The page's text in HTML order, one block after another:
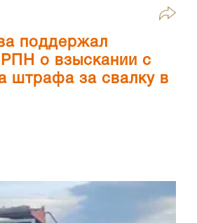
поддержал
о взыскании с
штрафа за свалку в